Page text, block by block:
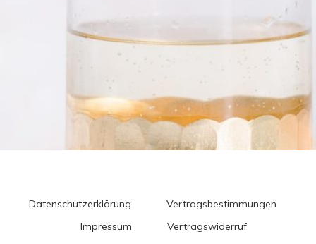
Datenschutzerklärung
Vertragsbestimmungen
Impressum
Vertragswiderruf